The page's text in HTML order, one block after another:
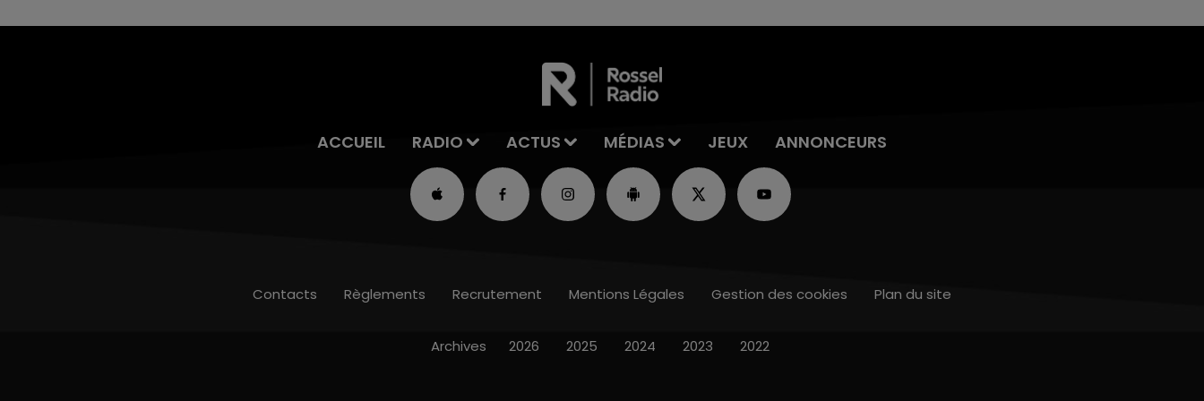
ACCUEIL RADIO ACTUS MÉDIAS JEUX ANNONCEURS
Contacts Règlements Recrutement Mentions Légales Gestion des cookies Plan du site
Archives 2026 2025 2024 2023 2022